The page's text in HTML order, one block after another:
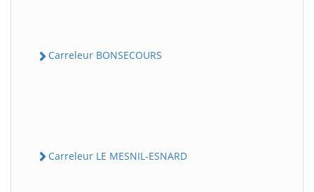
Carreleur BONSECOURS
Carreleur LE MESNIL-ESNARD